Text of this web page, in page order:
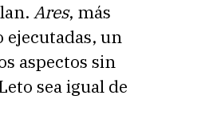
Ares, más
ejecutadas, un
aspectos sin
sea igual de